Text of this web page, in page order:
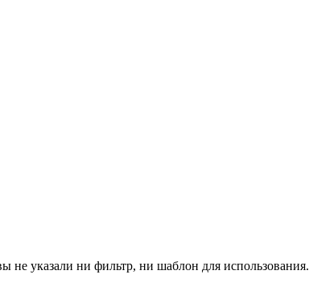
не указали ни фильтр, ни шаблон для использования.